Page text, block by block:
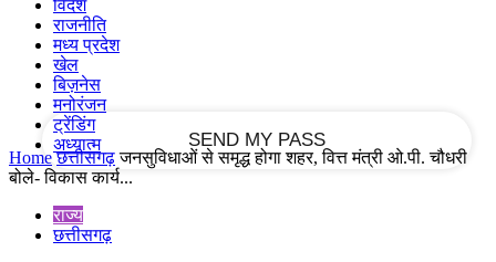
विदेश
राजनीति
मध्य प्रदेश
खेल
बिज़नेस
मनोरंजन
ट्रेंडिंग
अध्यात्म
Home छत्तीसगढ़ जनसुविधाओं से समृद्ध होगा शहर, वित्त मंत्री ओ.पी. चौधरी
बोले- विकास कार्य...
राज्य
छत्तीसगढ़